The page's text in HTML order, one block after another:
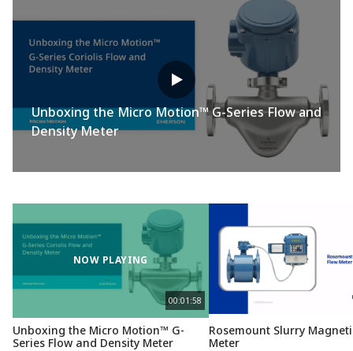
Unboxing the Micro Motion™ G-Series Flow and
Density Meter
NOW PLAYING
00:01:58
Unboxing the Micro Motion™ G-
Series Flow and Density Meter
Rosemount Slurry
Meter